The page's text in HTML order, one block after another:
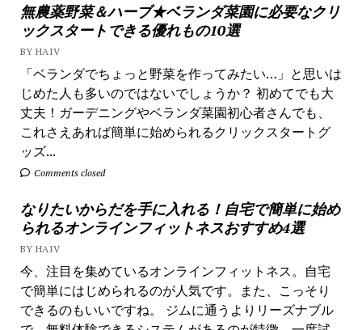
無農薬野菜＆ハーブ★ベランダ菜園に必要なクリ
ックスタートできる優れもの10選
BY HAIV
「ベランダでちょっと野菜を作ってみたい…」と思いは
じめた人も多いのではないでしょうか？ 初めてでも大
丈夫！ガーデニングやベランダ菜園初心者さんでも、
これさえあれば簡単に始められるクリックスタートグ
ッズ...
Comments closed
なりたいからだを手に入れる！自宅で簡単に始め
られるオンラインフィットネスおすすめ4選
BY HAIV
今、注目を集めているオンラインフィットネス。自宅
で簡単にはじめられるのが人気です。また、こっそり
できるのもいいですね。 ジムに通うよりリーズナブル